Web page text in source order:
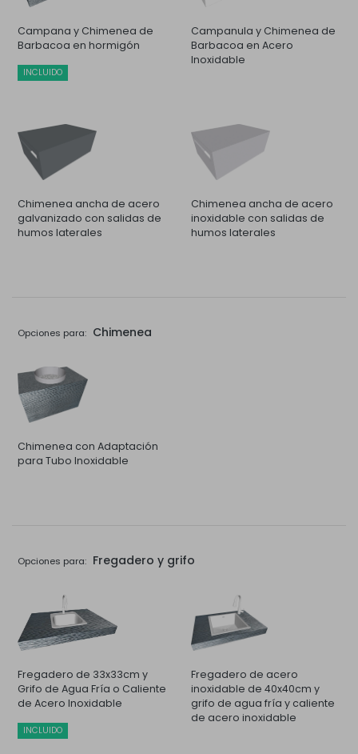
Campana y Chimenea de
Barbacoa en hormigón
INCLUIDO
Campanula y Chimenea de
Barbacoa en Acero
Inoxidable
Chimenea ancha de acero
galvanizado con salidas de
humos laterales
Chimenea ancha de acero
inoxidable con salidas de
humos laterales
Opciones para: Chimenea
Chimenea con Adaptación
para Tubo Inoxidable
Opciones para: Fregadero y grifo
Fregadero de 33x33cm y
Grifo de Agua Fría o Caliente
de Acero Inoxidable
INCLUIDO
Fregadero de acero
inoxidable de 40x40cm y
grifo de agua fría y caliente
de acero inoxidable